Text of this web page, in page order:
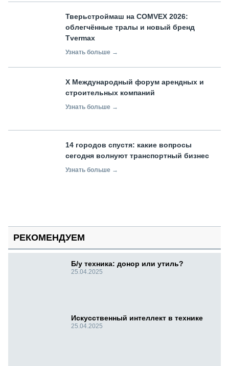
Тверьстроймаш на COMVEX 2026:
облегчённые тралы и новый бренд
Tvermax
Узнать больше →
X Международный форум арендных и
строительных компаний
Узнать больше →
14 городов спустя: какие вопросы
сегодня волнуют транспортный бизнес
Узнать больше →
РЕКОМЕНДУЕМ
Б/у техника: донор или утиль?
25.04.2025
Искусственный интеллект в технике
25.04.2025